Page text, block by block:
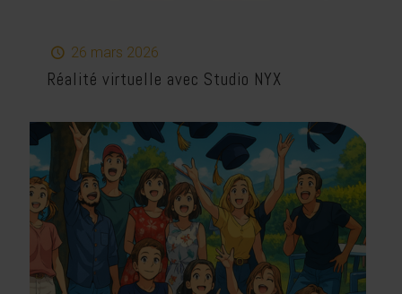
26 mars 2026
Réalité virtuelle avec Studio NYX